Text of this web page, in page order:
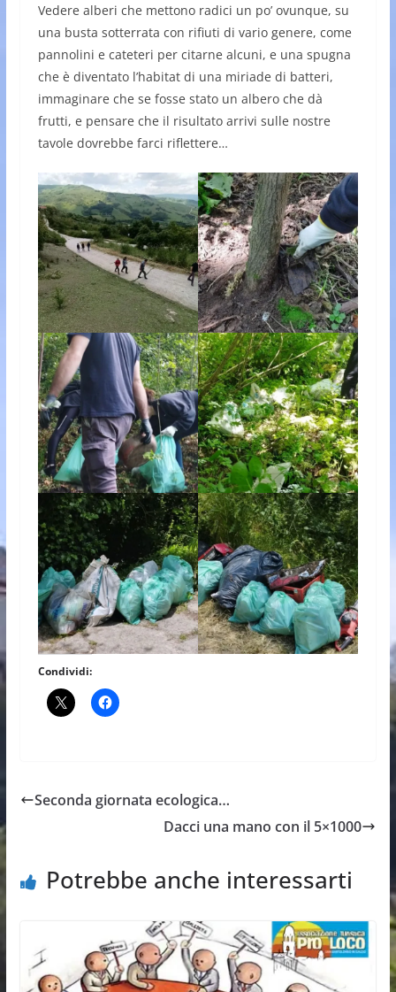
Vedere alberi che mettono radici un po’ ovunque, su
una busta sotterrata con rifiuti di vario genere, come
pannolini e cateteri per citarne alcuni, e una spugna
che è diventato l’habitat di una miriade di batteri,
immaginare che se fosse stato un albero che dà
frutti, e pensare che il risultato arrivi sulle nostre
tavole dovrebbe farci riflettere…
Condividi:
Seconda giornata ecologica…
Dacci una mano con il 5×1000
Potrebbe anche interessarti